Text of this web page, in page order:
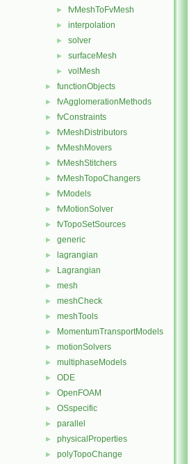
► fvMeshToFvMesh
► interpolation
► solver
► surfaceMesh
► volMesh
► functionObjects
► fvAgglomerationMethods
► fvConstraints
► fvMeshDistributors
► fvMeshMovers
► fvMeshStitchers
► fvMeshTopoChangers
► fvModels
► fvMotionSolver
► fvTopoSetSources
► generic
► lagrangian
► Lagrangian
► mesh
► meshCheck
► meshTools
► MomentumTransportModels
► motionSolvers
► multiphaseModels
► ODE
► OpenFOAM
► OSspecific
► parallel
► physicalProperties
► polyTopoChange